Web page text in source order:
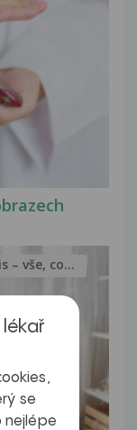
– vše, co...
se
nejlépe